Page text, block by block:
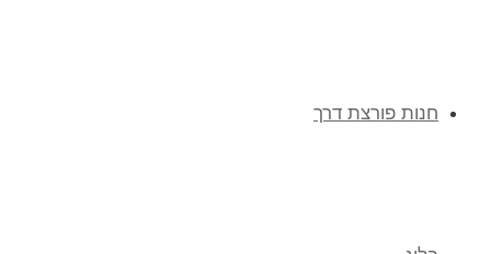
חנות פורצת דרך